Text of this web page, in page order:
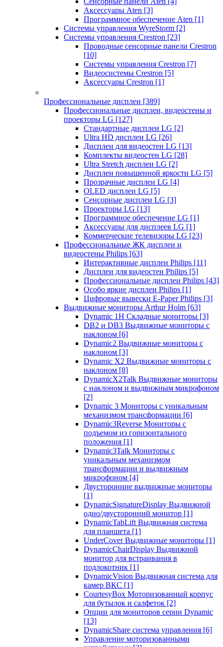
Аксессуары Aten [3]
Программное обеспечение Aten [1]
Системы управления WyreStorm [2]
Системы управления Crestron [23]
Проводные сенсорные панели Crestron
[10]
Системы управления Crestron [7]
Видеосистемы Crestron [5]
Аксессуары Crestron [1]
Профессиональные дисплеи [389]
Профессиональные дисплеи, видеостены и
проекторы LG [127]
Стандартные дисплеи LG [2]
Ultra HD дисплеи LG [26]
Дисплеи для видеостен LG [13]
Комплекты видеостен LG [28]
Ultra Stretch дисплеи LG [2]
Дисплеи повышенной яркости LG [5]
Прозрачные дисплеи LG [4]
OLED дисплеи LG [5]
Сенсорные дисплеи LG [3]
Проекторы LG [13]
Программное обеспечение LG [1]
Аксессуары для дисплеев LG [1]
Коммерческие телевизоры LG [23]
Профессиональные ЖК дисплеи и
видеостены Philips [63]
Интерактивные дисплеи Philips [11]
Дисплеи для видеостен Philips [5]
Профессиональные дисплеи Philips [43]
Особо яркие дисплеи Philips [1]
Цифровые вывески E-Paper Philips [3]
Выдвижные мониторы Arthur Holm [63]
Dynamic 1Н Складные мониторы [3]
DB2 и DB3 Выдвижные мониторы с
наклоном [6]
Dynamic2 Выдвижные мониторы с
наклоном [3]
Dynamic X2 Выдвижные мониторы с
наклоном [8]
DynamicX2Talk Выдвижные мониторы
с наклоном и выдвижным микрофоном
[2]
Dynamic 3 Мониторы с уникальным
механизмом трансформации [6]
Dynamic3Reverse Мониторы с
подъемом из горизонтального
положения [1]
Dynamic3Talk Мониторы с
уникальным механизмом
трансформации и выдвижным
микрофоном [4]
Двусторонние выдвижные мониторы
[1]
DynamicSignatureDisplay Выдвижной
одно/двусторонний монитор [1]
DynamicTabLift Выдвижная система
для планшета [1]
UnderCover Выдвижные мониторы [1]
DynamicChairDisplay Выдвижной
монитор для встраивания в
подлокотник [1]
DynamicVision Выдвижная система для
камер ВКС [1]
CourtesyBox Моторизованный корпус
для бутылок и салфеток [2]
Опции для мониторов серии Dynamic
[13]
DynamicShare система управления [6]
Управление моторизованными